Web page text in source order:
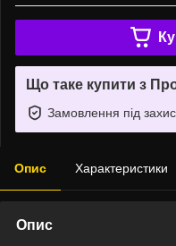
Що таке купити з
Замовлення під
Опис Характеристики
Опис